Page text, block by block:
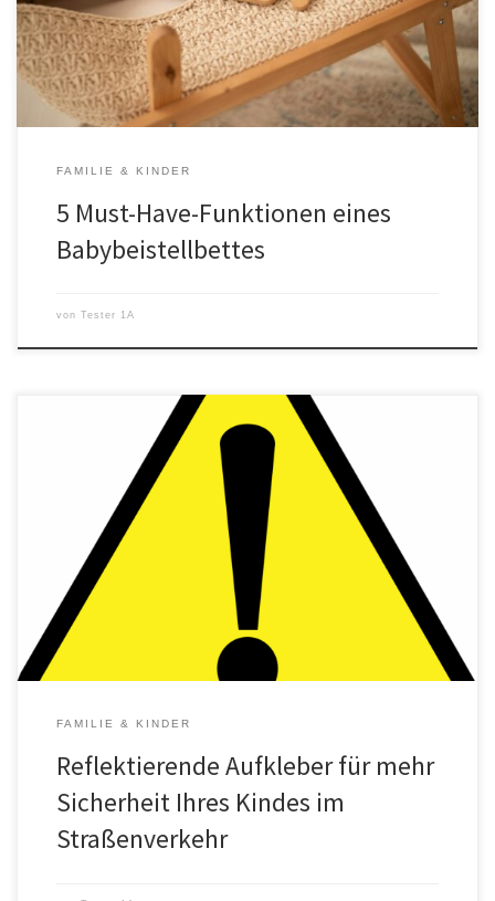
solches Bettchen anzuschaffen, solltest du einige Features im Blick
haben, die nicht nur […]
FAMILIE & KINDER
5 Must-Have-Funktionen eines
Babybeistellbettes
von Tester 1A
Warum reflektierende Aufkleber so wichtig sind Als Eltern liegt dir
die Sicherheit deines Kindes besonders am Herzen. Gerade im
Straßenverkehr lauern viele Gefahren, vor denen du dein Kind
bestmöglich schützen möchtest. Eine einfache, aber effektive
Möglichkeit, die Sichtbarkeit und somit auch die Sicherheit deines
Kindes zu erhöhen, sind reflektierende Aufkleber. […]
FAMILIE & KINDER
Reflektierende Aufkleber für mehr
Sicherheit Ihres Kindes im
Straßenverkehr